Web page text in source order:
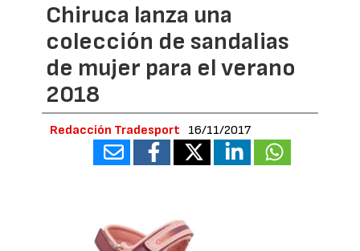
Chiruca lanza una
colección de sandalias
de mujer para el verano
2018
Redacción Tradesport 16/11/2017